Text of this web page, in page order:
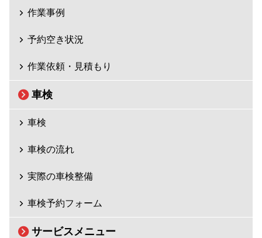
作業事例
予約空き状況
作業依頼・見積もり
車検
車検
車検の流れ
実際の車検整備
車検予約フォーム
サービスメニュー